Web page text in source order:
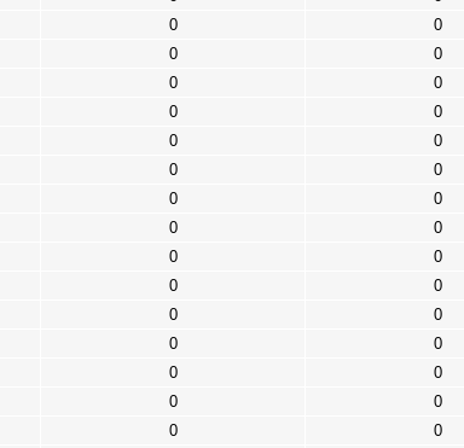
0 0
0 0
0 0
0 0
0 0
0 0
0 0
0 0
0 0
0 0
0 0
0 0
0 0
0 0
0 0